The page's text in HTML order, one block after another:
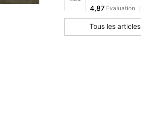
4,87 Evaluation
Tous les articles